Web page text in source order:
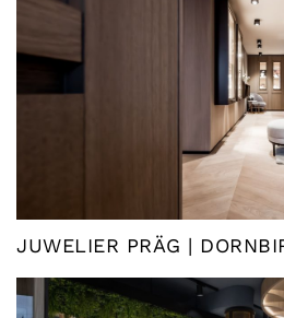
JUWELIER PRÄG |